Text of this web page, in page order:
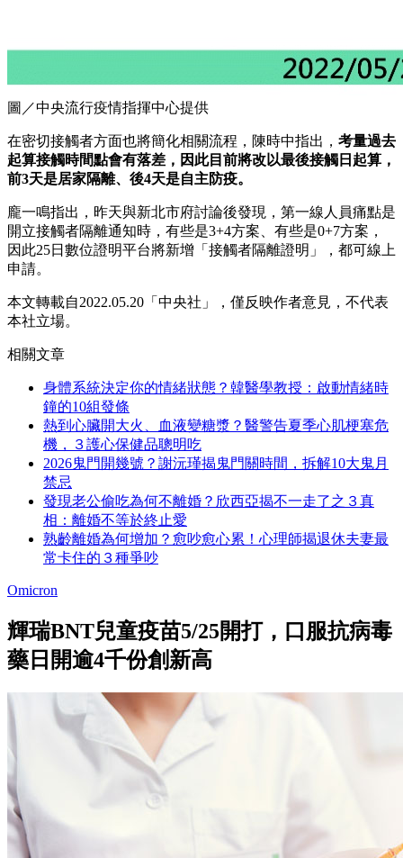
圖／中央流行疫情指揮中心提供
在密切接觸者方面也將簡化相關流程，陳時中指出， 考量過去
起算接觸時間點會有落差，因此目前將改以最後接觸日起算，
前3天是居家隔離、後4天是自主防疫。
龐一鳴指出，昨天與新北市府討論後發現，第一線人員痛點是
開立接觸者隔離通知時，有些是3+4方案、有些是0+7方案，
因此25日數位證明平台將新增「接觸者隔離證明」，都可線上
申請。
本文轉載自2022.05.20「中央社」，僅反映作者意見，不代表
本社立場。
相關文章
身體系統決定你的情緒狀態？韓醫學教授：啟動情緒時
鐘的10組發條
熱到心臟開大火、血液變糖漿？醫警告夏季心肌梗塞危
機，３護心保健品聰明吃
2026鬼門開幾號？謝沅瑾揭鬼門關時間，拆解10大鬼月
禁忌
發現老公偷吃為何不離婚？欣西亞揭不一走了之３真
相：離婚不等於終止愛
熟齡離婚為何增加？愈吵愈心累！心理師揭退休夫妻最
常卡住的３種爭吵
Omicron
輝瑞BNT兒童疫苗5/25開打，口服抗病毒
藥日開逾4千份創新高